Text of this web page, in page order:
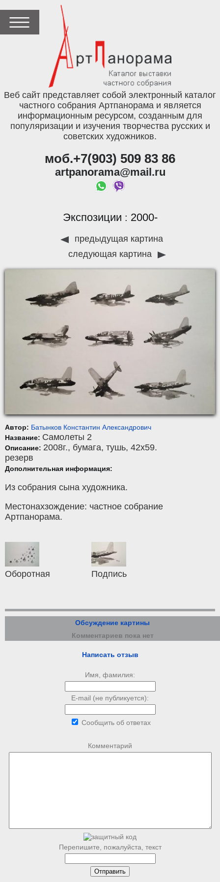
Веб сайт представляет собой электронный каталог
частного собрания Артпанорама и является
информационным ресурсом, созданным для
популяризации и изучения творчества русских и
советских художников.
моб.+7(903) 509 83 86
artpanorama@mail.ru
Экспозиции : 2000-
предыдущая картина
следующая картина
Автор: Батынков Константин Алекcандрович
Название: Самолеты 2
Описание: 2008г., бумага, тушь, 42x59.
резерв
Дополнительная информация:
Из собрания сына художника.
Местонахзождение: частное собрание
Артпанорама.
Оборотная Подпись
Обсуждение картины
Комментариев пока нет
Написать отзыв
Имя, фамилия:
E-mail (не публикуется):
Сообщить об ответах
Комментарий
Перепишите, пожалуйста, текст